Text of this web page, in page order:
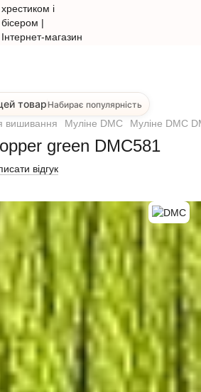
товар Набирає популярність
вишивання Муліне DMC Муліне DMC
green DMC581
відгук